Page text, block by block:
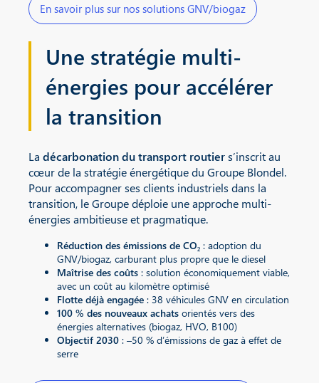
En savoir plus sur nos solutions GNV/biogaz
Une stratégie multi-
énergies pour accélérer
la transition
La décarbonation du transport routiers’inscrit au
cœur de la stratégie énergétique du Groupe Blondel.
Pour accompagner ses clients industriels dans la
transition, le Groupe déploie une approche multi-
énergies ambitieuse et pragmatique.
Réduction des émissions de CO₂ : adoption du
GNV/biogaz, carburant plus propre que le diesel
Maîtrise des coûts : solution économiquement viable,
avec un coût au kilomètre optimisé
Flotte déjà engagée : 38 véhicules GNV en circulation
100 % des nouveaux achats orientés vers des
énergies alternatives (biogaz, HVO, B100)
Objectif 2030 : –50 % d’émissions de gaz à effet de
serre